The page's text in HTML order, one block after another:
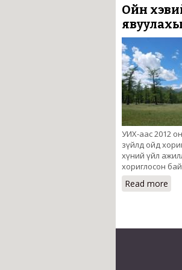
Ойн
УИХ-аас 2012
зүйлд ойд
хүний үйл
хориглосон
Read more